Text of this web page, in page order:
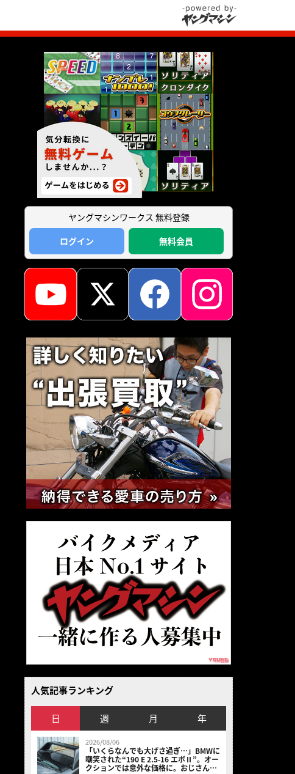
ヤングマシンワークス 無料登録
ログイン
無料会員
人気記事ランキング
日 週 月 年
2026/08/06
「いくらなんでも大げさ過ぎ…」BMWに
嘲笑された“190 E 2.5-16 エボⅡ”。オー
クションでは意外な価格に。おじさん達